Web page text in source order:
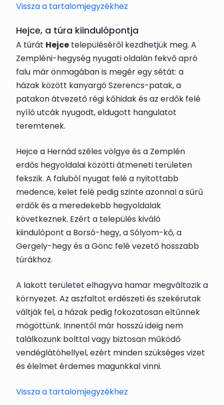
Vissza a tartalomjegyzékhez
Hejce, a túra kiindulópontja
A túrát Hejce településéről kezdhetjük meg. A
Zempléni-hegység nyugati oldalán fekvő apró
falu már önmagában is megér egy sétát: a
házak között kanyargó Szerencs-patak, a
patakon átvezető régi kőhidak és az erdők felé
nyíló utcák nyugodt, eldugott hangulatot
teremtenek.
Hejce a Hernád széles völgye és a Zemplén
erdős hegyoldalai közötti átmeneti területen
fekszik. A faluból nyugat felé a nyitottabb
medence, kelet felé pedig szinte azonnal a sűrű
erdők és a meredekebb hegyoldalak
következnek. Ezért a település kiváló
kiindulópont a Borsó-hegy, a Sólyom-kő, a
Gergely-hegy és a Gönc felé vezető hosszabb
túrákhoz.
A lakott területet elhagyva hamar megváltozik a
környezet. Az aszfaltot erdészeti és szekérutak
váltják fel, a házak pedig fokozatosan eltűnnek
mögöttünk. Innentől már hosszú ideig nem
találkozunk bolttal vagy biztosan működő
vendéglátóhellyel, ezért minden szükséges vizet
és élelmet érdemes magunkkal vinni.
Vissza a tartalomjegyzékhez